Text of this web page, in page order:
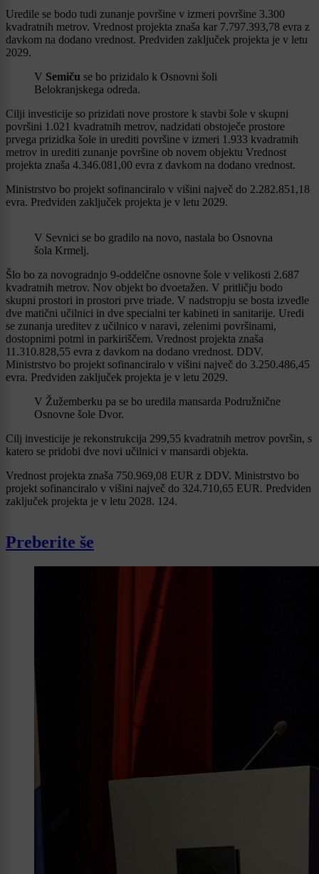
Uredile se bodo tudi zunanje površine v izmeri površine 3.300
kvadratnih metrov. Vrednost projekta znaša kar 7.797.393,78 evra z
davkom na dodano vrednost. Predviden zaključek projekta je v letu
2029.
V Semiču se bo prizidalo k Osnovni šoli
Belokranjskega odreda.
Cilji investicije so prizidati nove prostore k stavbi šole v skupni
površini 1.021 kvadratnih metrov, nadzidati obstoječe prostore
prvega prizidka šole in urediti površine v izmeri 1.933 kvadratnih
metrov in urediti zunanje površine ob novem objektu Vrednost
projekta znaša 4.346.081,00 evra z davkom na dodano vrednost.
Ministrstvo bo projekt sofinanciralo v višini največ do 2.282.851,18
evra. Predviden zaključek projekta je v letu 2029.
V Sevnici se bo gradilo na novo, nastala bo Osnovna
šola Krmelj.
Šlo bo za novogradnjo 9-oddelčne osnovne šole v velikosti 2.687
kvadratnih metrov. Nov objekt bo dvoetažen. V pritličju bodo
skupni prostori in prostori prve triade. V nadstropju se bosta izvedle
dve matični učilnici in dve specialni ter kabineti in sanitarije. Uredi
se zunanja ureditev z učilnico v naravi, zelenimi površinami,
dostopnimi potmi in parkiriščem. Vrednost projekta znaša
11.310.828,55 evra z davkom na dodano vrednost. DDV.
Ministrstvo bo projekt sofinanciralo v višini največ do 3.250.486,45
evra. Predviden zaključek projekta je v letu 2029.
V Žužemberku pa se bo uredila mansarda Podružnične
Osnovne šole Dvor.
Cilj investicije je rekonstrukcija 299,55 kvadratnih metrov površin, s
katero se pridobi dve novi učilnici v mansardi objekta.
Vrednost projekta znaša 750.969,08 EUR z DDV. Ministrstvo bo
projekt sofinanciralo v višini največ do 324.710,65 EUR. Predviden
zaključek projekta je v letu 2028. 124.
Preberite še